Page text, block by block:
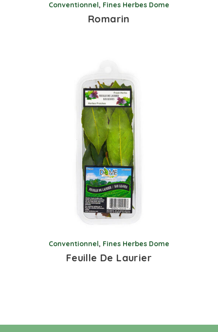
Conventionnel, Fines Herbes Dome
Romarin
Conventionnel, Fines Herbes Dome
Feuille De Laurier